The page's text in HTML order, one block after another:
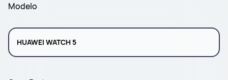
Modelo
HUAWEI WATCH 5